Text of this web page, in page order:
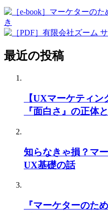
最近の投稿
【UXマーケティ
『面白さ』の正体
知らなきゃ損？マ
UX基礎の話
『マーケターのた